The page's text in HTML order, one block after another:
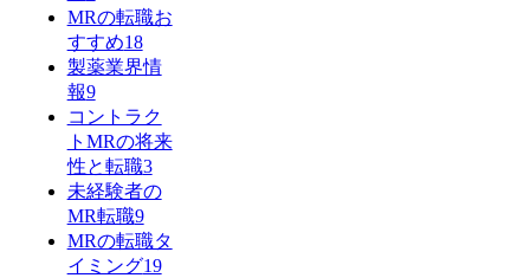
MRの転職お
すすめ18
製薬業界情
報9
コントラク
トMRの将来
性と転職3
未経験者の
MR転職9
MRの転職タ
イミング19